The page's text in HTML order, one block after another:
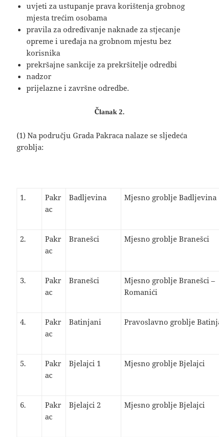
uvjeti za ustupanje prava korištenja grobnog
mjesta trećim osobama
pravila za određivanje naknade za stjecanje
opreme i uređaja na grobnom mjestu bez
korisnika
prekršajne sankcije za prekršitelje odredbi
nadzor
prijelazne i završne odredbe.
Članak 2.
(1) Na području Grada Pakraca nalaze se sljedeća
groblja:
1.
Pakr
ac
Badljevina Mjesno groblje Badljevina
2.
Pakr
ac
Branešci Mjesno groblje Branešci
3.
Pakr
ac
Branešci
Mjesno groblje Branešci –
Romanići
4.
Pakr
ac
Batinjani Pravoslavno groblje
5.
Pakr
ac
Bjelajci 1 Mjesno groblje Bjelajci
6.
Pakr
ac
Bjelajci 2 Mjesno groblje Bjelajci